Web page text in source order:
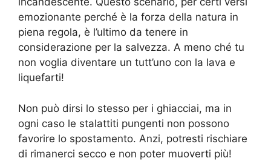
emozionante perché è la forza della natura in
piena regola, è l’ultimo da tenere in
considerazione per la salvezza. A meno ché tu
non voglia diventare un tutt’uno con la lava e
liquefarti!
Non può dirsi lo stesso per i ghiacciai, ma in
ogni caso le stalattiti pungenti non possono
favorire lo spostamento. Anzi, potresti rischiare
di rimanerci secco e non poter muoverti più!